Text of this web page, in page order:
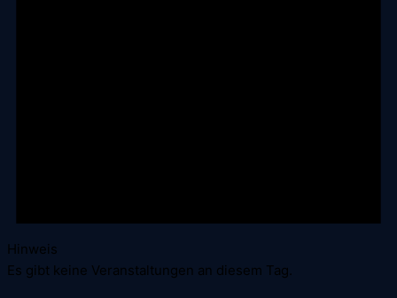
Hinweis
Es gibt keine Veranstaltungen an diesem Tag.